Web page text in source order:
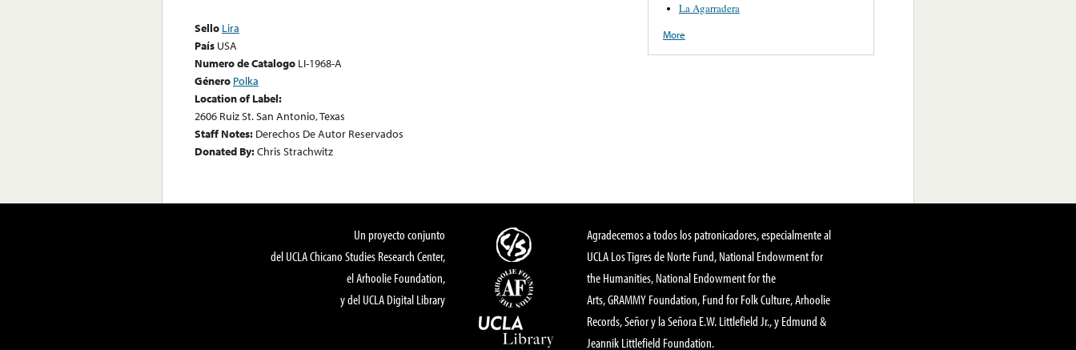
Sello Lira
País USA
Numero de Catalogo LI-1968-A
Género Polka
Location of Label:
2606 Ruiz St. San Antonio, Texas
Staff Notes: Derechos De Autor Reservados
Donated By:Chris Strachwitz
La Agarradera
More
Un proyecto conjunto
del UCLA Chicano Studies Research Center,
el Arhoolie Foundation,
y del UCLA Digital Library
Agradecemos a todos los patronicadores, especialmente al
UCLA Los Tigres de Norte Fund, National Endowment for
the Humanities, National Endowment for the
Arts, GRAMMY Foundation, Fund for Folk Culture, Arhoolie
Records, Señor y la Señora E.W. Littlefield Jr., y Edmund &
Jeannik Littlefield Foundation.